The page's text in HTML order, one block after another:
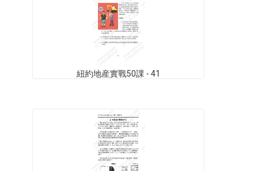
紐約地産實戰50課 - 41